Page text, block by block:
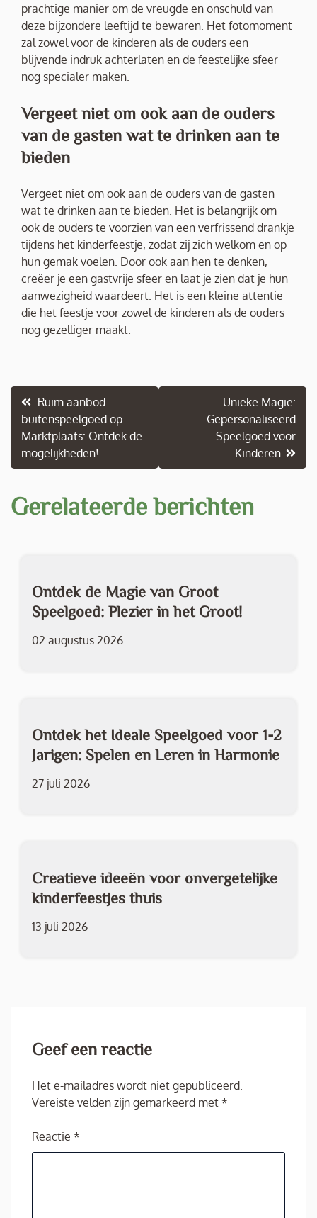
prachtige manier om de vreugde en onschuld van
deze bijzondere leeftijd te bewaren. Het fotomoment
zal zowel voor de kinderen als de ouders een
blijvende indruk achterlaten en de feestelijke sfeer
nog specialer maken.
Vergeet niet om ook aan de ouders
van de gasten wat te drinken aan te
bieden
Vergeet niet om ook aan de ouders van de gasten
wat te drinken aan te bieden. Het is belangrijk om
ook de ouders te voorzien van een verfrissend drankje
tijdens het kinderfeestje, zodat zij zich welkom en op
hun gemak voelen. Door ook aan hen te denken,
creëer je een gastvrije sfeer en laat je zien dat je hun
aanwezigheid waardeert. Het is een kleine attentie
die het feestje voor zowel de kinderen als de ouders
nog gezelliger maakt.
Berichtnavigatie
Ruim aanbod
buitenspeelgoed op
Marktplaats: Ontdek de
mogelijkheden!
Unieke Magie:
Gepersonaliseerd
Speelgoed voor
Kinderen
Gerelateerde berichten
Ontdek de Magie van Groot
Speelgoed: Plezier in het Groot!
02 augustus 2026
Ontdek het Ideale Speelgoed voor 1-2
Jarigen: Spelen en Leren in Harmonie
27 juli 2026
Creatieve ideeën voor onvergetelijke
kinderfeestjes thuis
13 juli 2026
Geef een reactie
Het e-mailadres wordt niet gepubliceerd.
Vereiste velden zijn gemarkeerd met *
Reactie *